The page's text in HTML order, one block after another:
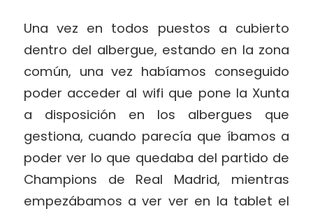
Una vez en todos puestos a cubierto
dentro del albergue, estando en la zona
común, una vez habíamos conseguido
poder acceder al wifi que pone la Xunta
a disposición en los albergues que
gestiona, cuando parecía que íbamos a
poder ver lo que quedaba del partido de
Champions de Real Madrid, mientras
empezábamos a ver ver en la tablet el